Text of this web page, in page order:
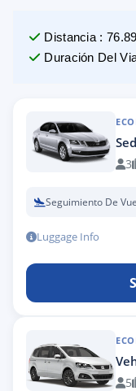
Distancia : 76.89
Duración Del
3
Seguimiento De
Luggage Info
5